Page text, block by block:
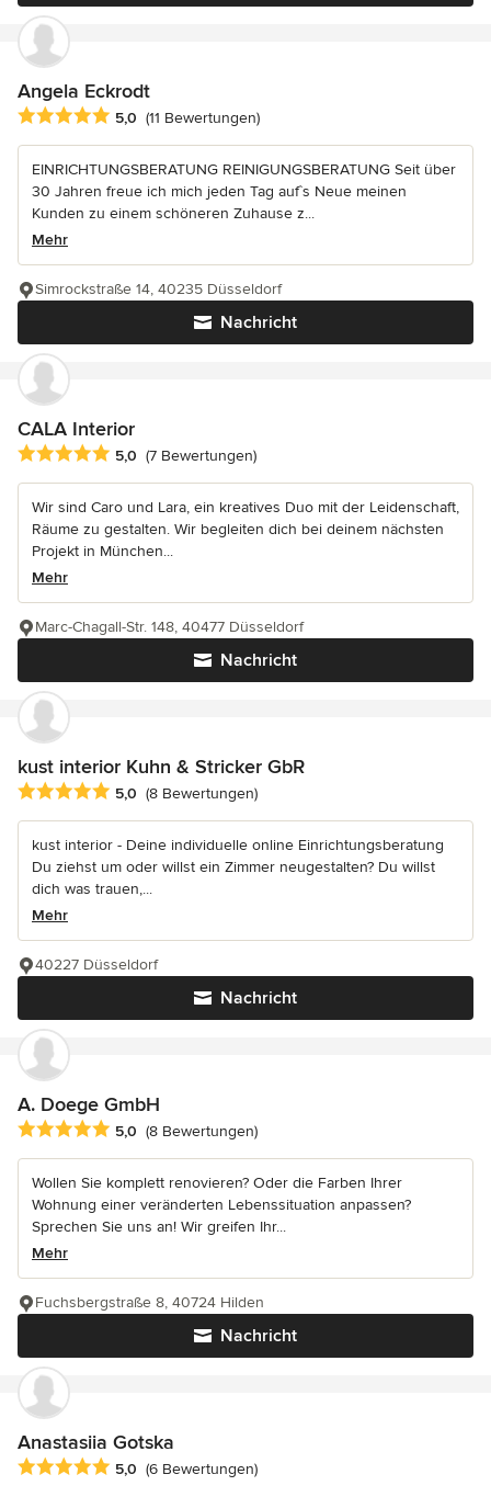
Angela Eckrodt
Durchschnittliche Bewertung: 5 von 5 Sternen
5,0 (11 Bewertungen)
EINRICHTUNGSBERATUNG REINIGUNGSBERATUNG Seit über
30 Jahren freue ich mich jeden Tag auf`s Neue meinen
Kunden zu einem schöneren Zuhause z...
Mehr
Nachricht
Simrockstraße 14, 40235 Düsseldorf
CALA Interior
Durchschnittliche Bewertung: 5 von 5 Sternen
5,0 (7 Bewertungen)
Wir sind Caro und Lara, ein kreatives Duo mit der Leidenschaft,
Räume zu gestalten. Wir begleiten dich bei deinem nächsten
Projekt in München...
Mehr
Nachricht
Marc-Chagall-Str. 148, 40477 Düsseldorf
kust interior Kuhn & Stricker GbR
Durchschnittliche Bewertung: 5 von 5 Sternen
5,0 (8 Bewertungen)
kust interior - Deine individuelle online Einrichtungsberatung
Du ziehst um oder willst ein Zimmer neugestalten? Du willst
dich was trauen,...
Mehr
Nachricht
40227 Düsseldorf
A. Doege GmbH
Durchschnittliche Bewertung: 5 von 5 Sternen
5,0 (8 Bewertungen)
Wollen Sie komplett renovieren? Oder die Farben Ihrer
Wohnung einer veränderten Lebenssituation anpassen?
Sprechen Sie uns an! Wir greifen Ihr...
Mehr
Nachricht
Fuchsbergstraße 8, 40724 Hilden
Anastasiia Gotska
Durchschnittliche Bewertung: 5 von 5 Sternen
5,0 (6 Bewertungen)